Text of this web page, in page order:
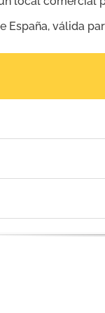
España, válida